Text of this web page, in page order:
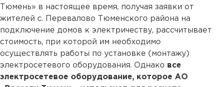
Тюмень» в настоящее время, получая заявки от
жителей с. Перевалово Тюменского района на
подключение домов к электричеству, рассчитывает
стоимость, при которой им необходимо
осуществлять работы по установке (монтажу)
электросетевого оборудования. Однако все
электросетевое оборудование, которое АО